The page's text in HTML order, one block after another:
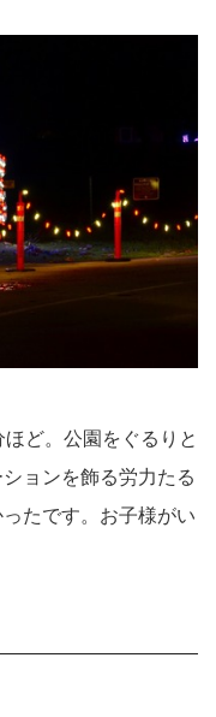
ど。公園をぐるりと
ョンを飾る労力たる
たです。お子様がい